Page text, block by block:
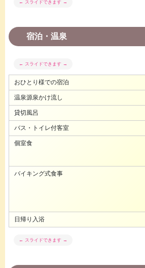
宿泊・温泉
おひとり様での宿泊
温泉源泉かけ流し
貸切風呂
バス・トイレ付客室
個室食
バイキング式食事
日帰り入浴